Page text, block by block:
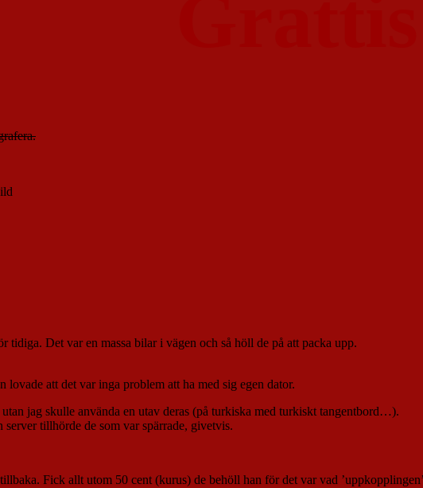
tidiga. Det var en massa bilar i vägen och så höll de på att packa upp.
lovade att det var inga problem att ha med sig egen dator.
jag skulle använda en utav deras (på turkiska med turkiskt tangentbord…).
tillhörde de som var spärrade, givetvis.
Fick allt utom 50 cent (kurus) de behöll han för det var vad